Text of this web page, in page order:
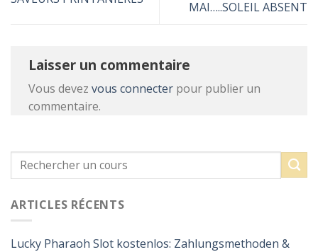
MAI…..SOLEIL ABSENT
Laisser un commentaire
Vous devez vous connecter pour publier un
commentaire.
ARTICLES RÉCENTS
Lucky Pharaoh Slot kostenlos: Zahlungsmethoden &